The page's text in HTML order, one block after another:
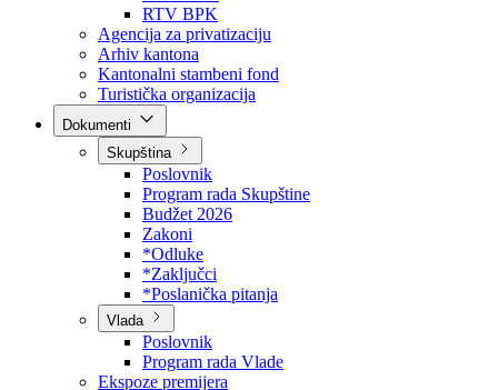
Direkcija za šumarstvo
Javna preduzeća
BPK šume
RTV BPK
Agencija za privatizaciju
Arhiv kantona
Kantonalni stambeni fond
Turistička organizacija
Skupština
Poslovnik
Program rada Skupštine
Budžet 2026
Zakoni
*Odluke
*Zaključci
*Poslanička pitanja
Vlada